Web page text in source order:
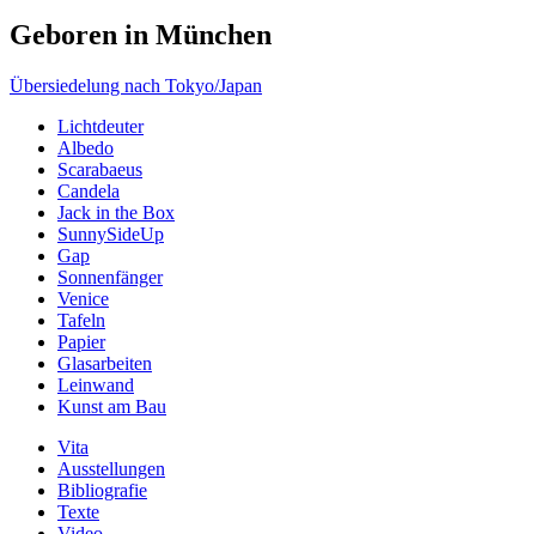
Geboren in München
Beitragsnavigation
Übersiedelung nach Tokyo/Japan
Lichtdeuter
Albedo
Scarabaeus
Candela
Jack in the Box
SunnySideUp
Gap
Sonnenfänger
Venice
Tafeln
Papier
Glasarbeiten
Leinwand
Kunst am Bau
Vita
Ausstellungen
Bibliografie
Texte